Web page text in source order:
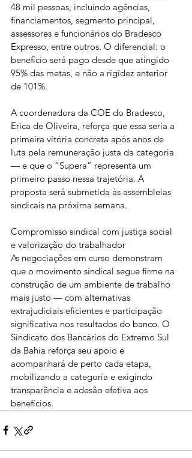
48 mil pessoas, incluindo agências,
financiamentos, segmento principal,
assessores e funcionários do Bradesco
Expresso, entre outros. O diferencial: o
benefício será pago desde que atingido
95% das metas, e não a rigidez anterior
de 101%.
A coordenadora da COE do Bradesco,
Erica de Oliveira, reforça que essa seria a
primeira vitória concreta após anos de
luta pela remuneração justa da categoria
— e que o “Supera” representa um
primeiro passo nessa trajetória. A
proposta será submetida às assembleias
sindicais na próxima semana.
Compromisso sindical com justiça social
e valorização do trabalhador
As negociações em curso demonstram
que o movimento sindical segue firme na
construção de um ambiente de trabalho
mais justo — com alternativas
extrajudiciais eficientes e participação
significativa nos resultados do banco. O
Sindicato dos Bancários do Extremo Sul
da Bahia reforça seu apoio e
acompanhará de perto cada etapa,
mobilizando a categoria e exigindo
transparência e adesão efetiva aos
benefícios.